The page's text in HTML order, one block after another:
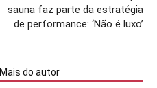
sauna faz parte da estratégia
de performance: ‘Não é luxo’
Mais do autor